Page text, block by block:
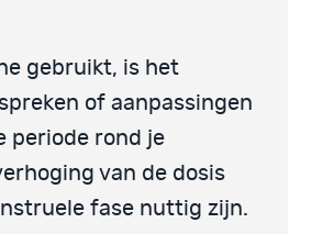
gebruikt, is het
of aanpassingen
periode rond je
van de dosis
fase nuttig zijn.